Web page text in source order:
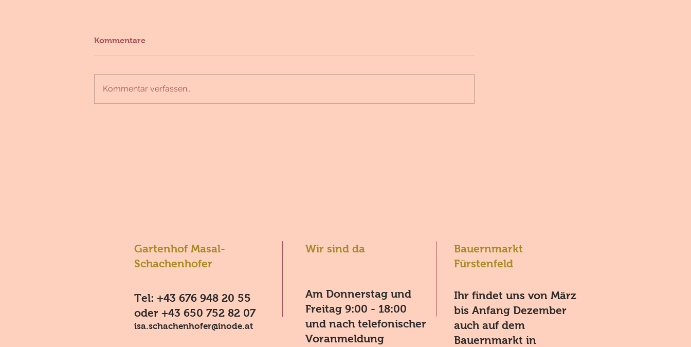
Kommentare
Kommentar verfassen...
Gartenhof Masal-
Schachenhofer
Tel: +43 676 948 20 55
oder +43 650 752 82 07
isa.schachenhofer@inode.at
Ihr findet uns von März
bis Anfang Dezember
auch auf dem
Bauernmarkt in
Bauernmarkt
Fürstenfeld
Wir sind da
Am Donnerstag und
Freitag 9:00 - 18:00
und nach telefonischer
Voranmeldung